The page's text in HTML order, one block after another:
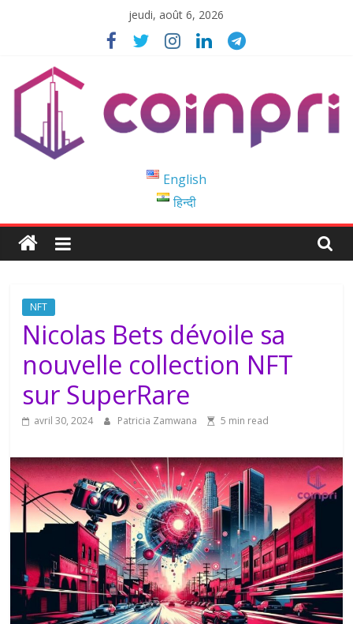
jeudi, août 6, 2026
Blockchain
Easy
to
English
हिन्दी
NFT
Nicolas Bets dévoile sa
nouvelle collection NFT
sur SuperRare
avril 30, 2024 Patricia Zamwana 5 min read